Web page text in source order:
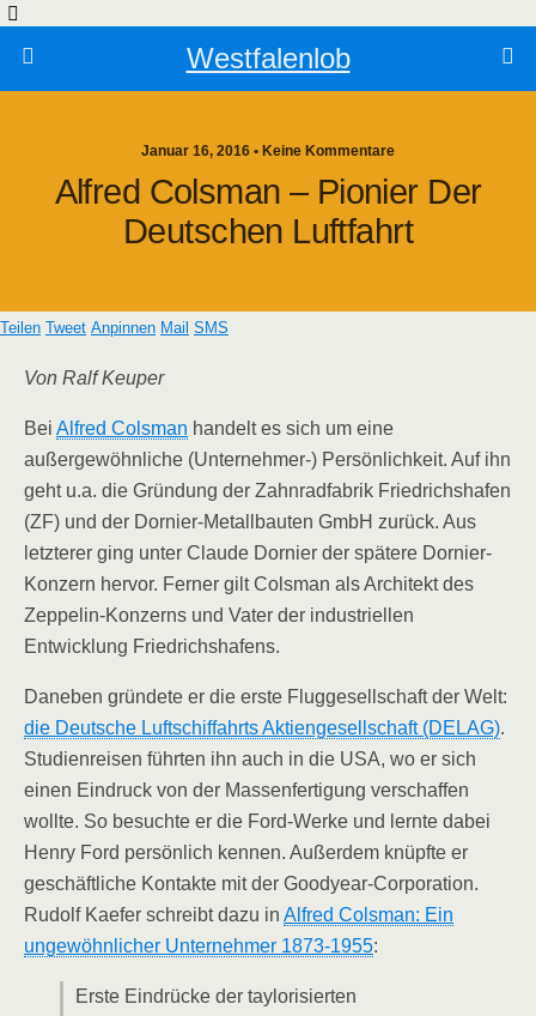
Westfalenlob
Januar 16, 2016 • Keine Kommentare
Alfred Colsman – Pionier Der
Deutschen Luftfahrt
Teilen Tweet Anpinnen Mail SMS
Von Ralf Keuper
Bei Alfred Colsman handelt es sich um eine
außergewöhnliche (Unternehmer-) Persönlichkeit. Auf ihn
geht u.a. die Gründung der Zahnradfabrik Friedrichshafen
(ZF) und der Dornier-Metallbauten GmbH zurück. Aus
letzterer ging unter Claude Dornier der spätere Dornier-
Konzern hervor. Ferner gilt Colsman als Architekt des
Zeppelin-Konzerns und Vater der industriellen
Entwicklung Friedrichshafens.
Daneben gründete er die erste Fluggesellschaft der Welt:
die Deutsche Luftschiffahrts Aktiengesellschaft (DELAG).
Studienreisen führten ihn auch in die USA, wo er sich
einen Eindruck von der Massenfertigung verschaffen
wollte. So besuchte er die Ford-Werke und lernte dabei
Henry Ford persönlich kennen. Außerdem knüpfte er
geschäftliche Kontakte mit der Goodyear-Corporation.
Rudolf Kaefer schreibt dazu in Alfred Colsman: Ein
ungewöhnlicher Unternehmer 1873-1955:
Erste Eindrücke der taylorisierten